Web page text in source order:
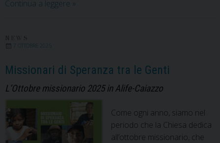
Continua a leggere Ottobre
ha
frontiera!
»
7 OTTOBRE 2025
Missionari di Speranza tra le Genti
L’Ottobre missionario 2025 in Alife-Caiazzo
Come ogni anno, siamo nel
periodo che la Chiesa dedica
all’ottobre missionario, che